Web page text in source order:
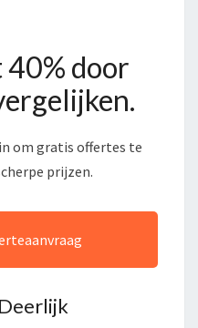
40% door
om gratis offertes te
prijzen.